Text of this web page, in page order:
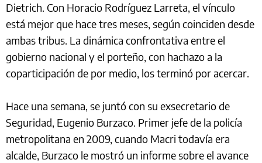
Dietrich. Con Horacio Rodríguez Larreta, el vínculo
está mejor que hace tres meses, según coinciden desde
ambas tribus. La dinámica confrontativa entre el
gobierno nacional y el porteño, con hachazo a la
coparticipación de por medio, los terminó por acercar.
Hace una semana, se juntó con su exsecretario de
Seguridad, Eugenio Burzaco. Primer jefe de la policía
metropolitana en 2009, cuando Macri todavía era
alcalde, Burzaco le mostró un informe sobre el avance